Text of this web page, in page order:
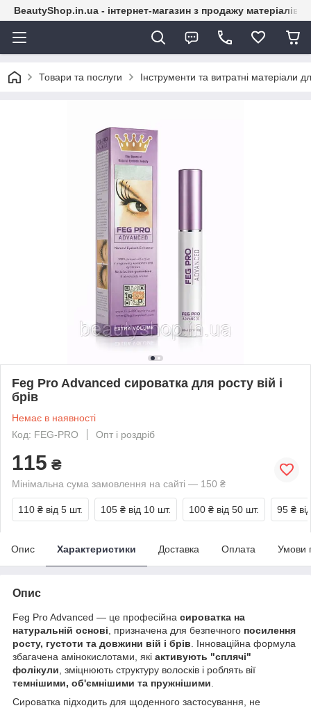
BeautyShop.in.ua - інтернет-магазин з продажу матеріалів
Товари та послуги Інструменти та витратні матеріали
Feg Pro Advanced сироватка для росту вій і
брів
Немає в наявності
Код: FEG-PRO
Опт і роздріб
115 ₴
Мінімальна сума замовлення на сайті — 150 ₴
110 ₴ від 5 шт. 105 ₴ від 10 шт. 100 ₴ від 50 шт. 95 ₴
Опис Характеристики Доставка Оплата Умови
Опис
Feg Pro Advanced — це професійна сироватка на
натуральній основі , призначена для безпечного посилення
росту, густоти та довжини вій і брів . Інноваційна формула
збагачена амінокислотами, які активують "сплячі"
фолікули , зміцнюють структуру волосків і роблять вії
темнішими, об'ємнішими та пружнішими
Сироватка підходить для щоденного застосування, не